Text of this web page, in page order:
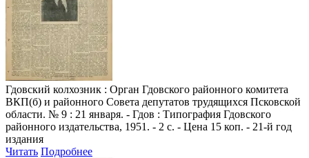
Гдовский колхозник : Орган Гдовского районного комитета
ВКП(б) и районного Совета депутатов трудящихся Псковской
области. № 9 : 21 января. - Гдов : Типография Гдовского
районного издательства, 1951. - 2 с. - Цена 15 коп. - 21-й год
издания
Читать Подробнее